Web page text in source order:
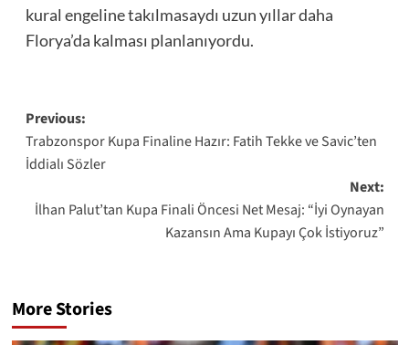
kural engeline takılmasaydı uzun yıllar daha
Florya’da kalması planlanıyordu.
Post
navigation
Previous:
Trabzonspor Kupa Finaline Hazır: Fatih Tekke ve Savic’ten
İddialı Sözler
Next:
İlhan Palut’tan Kupa Finali Öncesi Net Mesaj: “İyi Oynayan
Kazansın Ama Kupayı Çok İstiyoruz”
More Stories